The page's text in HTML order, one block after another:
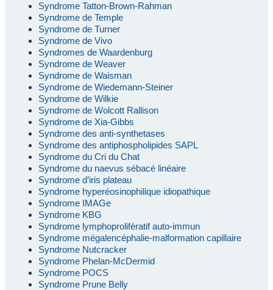
Syndrome Tatton-Brown-Rahman
Syndrome de Temple
Syndrome de Turner
Syndrome de Vivo
Syndromes de Waardenburg
Syndrome de Weaver
Syndrome de Waisman
Syndrome de Wiedemann-Steiner
Syndrome de Wilkie
Syndrome de Wolcott Rallison
Syndrome de Xia-Gibbs
Syndrome des anti-synthetases
Syndrome des antiphospholipides SAPL
Syndrome du Cri du Chat
Syndrome du naevus sébacé linéaire
Syndrome d’iris plateau
Syndrome hyperéosinophilique idiopathique
Syndrome IMAGe
Syndrome KBG
Syndrome lymphoprolifératif auto-immun
Syndrome mégalencéphalie-malformation capillaire
Syndrome Nutcracker
Syndrome Phelan-McDermid
Syndrome POCS
Syndrome Prune Belly